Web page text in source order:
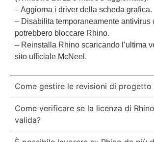
– Aggiorna i driver della scheda grafica.
– Disabilita temporaneamente antivirus
potrebbero bloccare Rhino.
– Reinstalla Rhino scaricando l’ultima
sito ufficiale McNeel.
Come gestire le revisioni di progetto
Come verificare se la licenza di
valida?